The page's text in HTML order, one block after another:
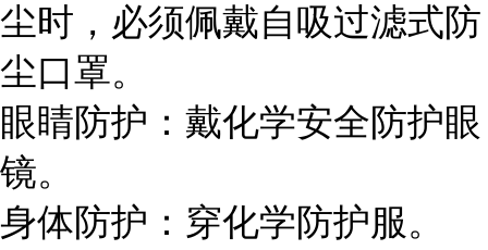
尘时，必须佩戴自吸过滤式防
尘口罩。
眼睛防护：戴化学安全防护眼
镜。
身体防护：穿化学防护服。